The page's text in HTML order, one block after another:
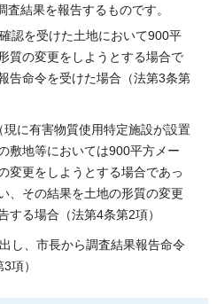
結果を報告するものです。
認を受けた土地において900平
質の変更をしようとする場合で
告命令を受けた場合（法第3条第
に有害物質使用特定施設が設置
敷地等においては900平方メー
変更をしようとする場合であっ
、その結果を土地の形質の変更
する場合（法第4条第2項）
し、市長から調査結果報告命令
項）